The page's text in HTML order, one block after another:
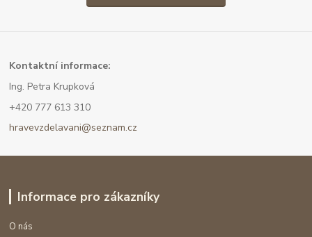
Kontaktní informace:
Ing. Petra Krupková
+420 777 613 310
hravevzdelavani@seznam.cz
Informace pro zákazníky
O nás